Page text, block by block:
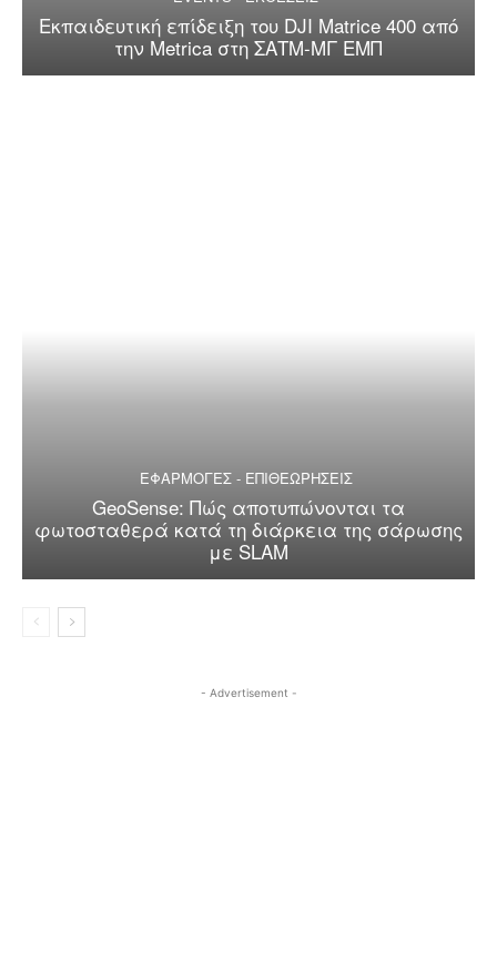
Εκπαιδευτική επίδειξη του DJI Matrice 400 από
την Metrica στη ΣΑΤΜ-ΜΓ ΕΜΠ
ΕΦΑΡΜΟΓΕΣ - ΕΠΙΘΕΩΡΗΣΕΙΣ
GeoSense: Πώς αποτυπώνονται τα
φωτοσταθερά κατά τη διάρκεια της σάρωσης
με SLAM
- Advertisement -